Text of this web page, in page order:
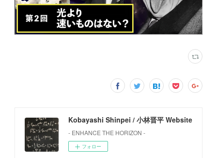
Kobayashi Shinpei / 小林晋平 Website
- ENHANCE THE HORIZON -
フォロー